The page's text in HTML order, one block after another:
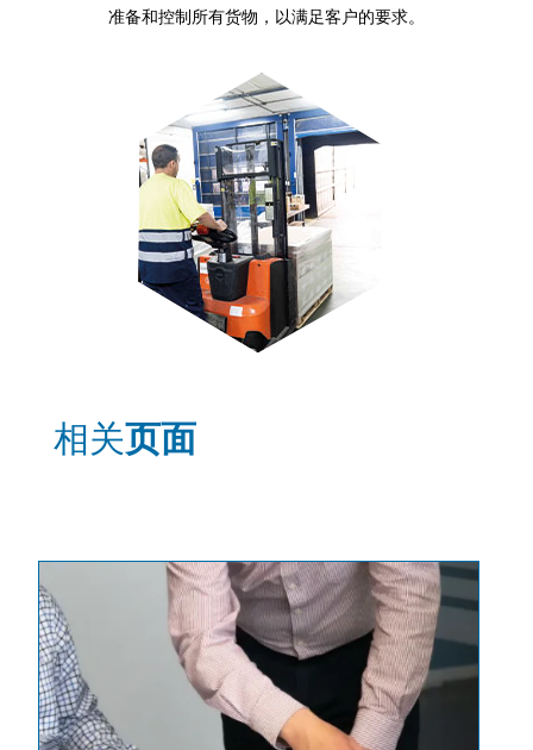
准备和控制所有货物，以满足客户的要求。
相关页面